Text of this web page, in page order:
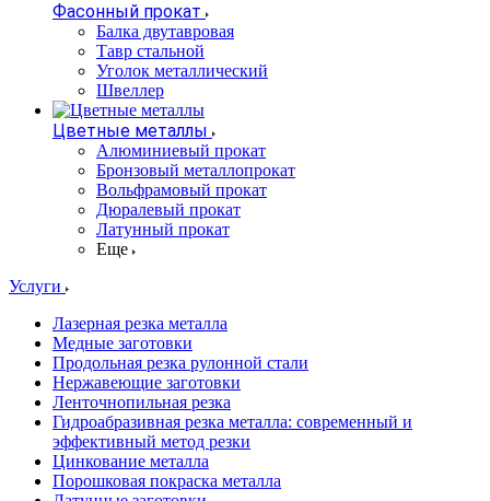
Фасонный прокат
Балка двутавровая
Тавр стальной
Уголок металлический
Швеллер
Цветные металлы
Алюминиевый прокат
Бронзовый металлопрокат
Вольфрамовый прокат
Дюралевый прокат
Латунный прокат
Еще
Услуги
Лазерная резка металла
Медные заготовки
Продольная резка рулонной стали
Нержавеющие заготовки
Ленточнопильная резка
Гидроабразивная резка металла: современный и
эффективный метод резки
Цинкование металла
Порошковая покраска металла